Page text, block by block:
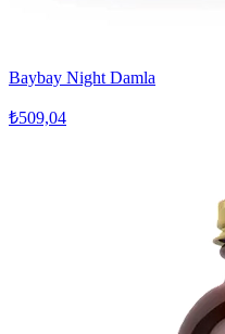
Baybay Night Damla
₺509,04